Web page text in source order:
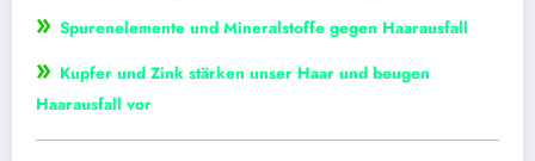
» Spurenelemente und Mineralstoffe gegen Haarausfall
» Kupfer und Zink stärken unser Haar und beugen
Haarausfall vor